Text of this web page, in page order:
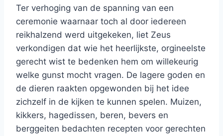
Ter verhoging van de spanning van een
ceremonie waarnaar toch al door iedereen
reikhalzend werd uitgekeken, liet Zeus
verkondigen dat wie het heerlijkste, orgineelste
gerecht wist te bedenken hem om willekeurig
welke gunst mocht vragen. De lagere goden en
de dieren raakten opgewonden bij het idee
zichzelf in de kijken te kunnen spelen. Muizen,
kikkers, hagedissen, beren, bevers en
berggeiten bedachten recepten voor gerechten